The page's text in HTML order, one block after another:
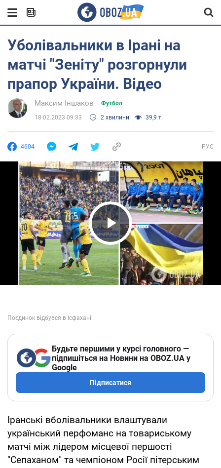
Уболівальники в Ірані на
матчі "Зеніту" розгорнули
прапор України. Відео
Максим Іншаков Футбол
18.02.2023 09:33 2 хвилини 39,9 т.
4604 РУС
Play Video
Будьте першими у курсі головного —
підпишіться на Новини на OBOZ.UA у
Google
Підписатися
Іранські вболівальники влаштували
український перфоманс на товариському
матчі між лідером місцевої першості
"Сепаханом" та чемпіоном Росії пітерським